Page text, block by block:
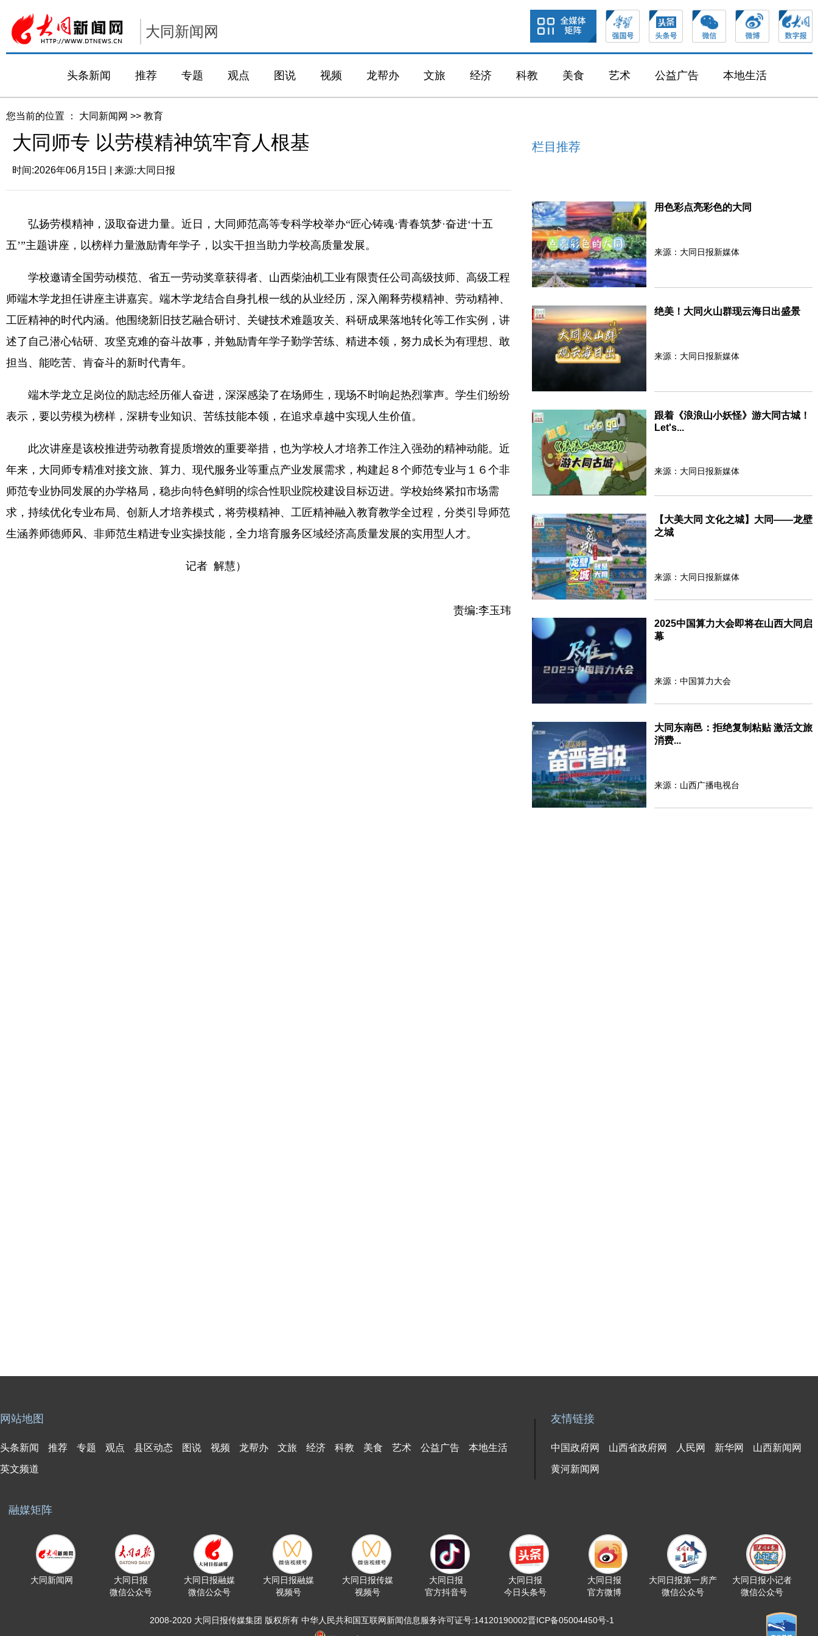
大同新闻网
头条新闻 推荐 专题 观点 图说 视频 龙帮办 文旅 经济 科教 美食 艺术 公益广告 本地生活
您当前的位置 ： 大同新闻网 >> 教育
大同师专 以劳模精神筑牢育人根基
时间:2026年06月15日 | 来源:大同日报
弘扬劳模精神，汲取奋进力量。近日，大同师范高等专科学校举办“匠心铸魂·青春筑梦·奋进‘十五
五’”主题讲座，以榜样力量激励青年学子，以实干担当助力学校高质量发展。
学校邀请全国劳动模范、省五一劳动奖章获得者、山西柴油机工业有限责任公司高级技师、高级工程
师端木学龙担任讲座主讲嘉宾。端木学龙结合自身扎根一线的从业经历，深入阐释劳模精神、劳动精神、
工匠精神的时代内涵。他围绕新旧技艺融合研讨、关键技术难题攻关、科研成果落地转化等工作实例，讲
述了自己潜心钻研、攻坚克难的奋斗故事，并勉励青年学子勤学苦练、精进本领，努力成长为有理想、敢
担当、能吃苦、肯奋斗的新时代青年。
端木学龙立足岗位的励志经历催人奋进，深深感染了在场师生，现场不时响起热烈掌声。学生们纷纷
表示，要以劳模为榜样，深耕专业知识、苦练技能本领，在追求卓越中实现人生价值。
此次讲座是该校推进劳动教育提质增效的重要举措，也为学校人才培养工作注入强劲的精神动能。近
年来，大同师专精准对接文旅、算力、现代服务业等重点产业发展需求，构建起８个师范专业与１６个非
师范专业协同发展的办学格局，稳步向特色鲜明的综合性职业院校建设目标迈进。学校始终紧扣市场需
求，持续优化专业布局、创新人才培养模式，将劳模精神、工匠精神融入教育教学全过程，分类引导师范
生涵养师德师风、非师范生精进专业实操技能，全力培育服务区域经济高质量发展的实用型人才。
记者 解慧）
责编:李玉玮
栏目推荐
用色彩点亮彩色的大同
来源：大同日报新媒体
绝美！大同火山群现云海日出盛景
来源：大同日报新媒体
跟着《浪浪山小妖怪》游大同古城！
Let's...
来源：大同日报新媒体
【大美大同 文化之城】大同——龙壁
之城
来源：大同日报新媒体
2025中国算力大会即将在山西大同启
幕
来源：中国算力大会
大同东南邑：拒绝复制粘贴 激活文旅
消费...
来源：山西广播电视台
网站地图
头条新闻 推荐 专题 观点 县区动态 图说 视频 龙帮办 文旅 经济 科教 美食 艺术 公益广告 本地生活
英文频道
友情链接
中国政府网 山西省政府网 人民网 新华网 山西新闻网
黄河新闻网
融媒矩阵
大同新闻网
大同日报
微信公众号
大同日报融媒
微信公众号
大同日报融媒
视频号
大同日报传媒
视频号
大同日报
官方抖音号
大同日报
今日头条号
大同日报
官方微博
大同日报第一房产
微信公众号
大同日报小记者
微信公众号
2008-2020 大同日报传媒集团 版权所有 中华人民共和国互联网新闻信息服务许可证号:14120190002晋ICP备05004450号-1